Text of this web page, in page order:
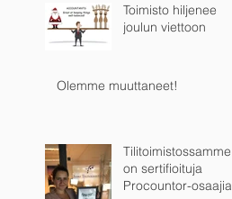
Toimisto hiljenee
joulun viettoon
Olemme muuttaneet!
Tilitoimistossamme
on sertifioituja
Procountor-osaajia